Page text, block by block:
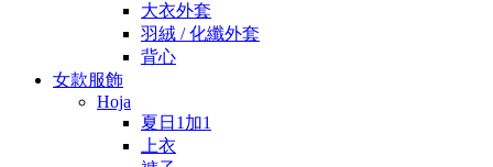
大衣外套
羽絨 / 化纖外套
背心
女款服飾
Hoja
夏日1加1
上衣